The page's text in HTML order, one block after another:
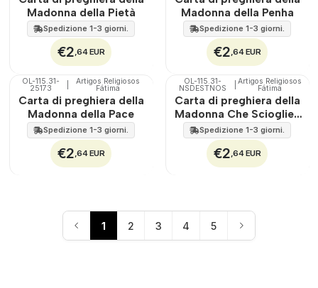
Madonna della Pietà
Spedizione 1-3 giorni.
€2,64 EUR
Madonna della Penha
Spedizione 1-3 giorni.
€2,64 EUR
OL-115.31-
25173
Artigos Religiosos
Fátima
Carta di preghiera della
Madonna della Pace
Spedizione 1-3 giorni.
€2,64 EUR
OL-115.31-
NSDESTNOS
Artigos Religiosos
Fátima
Carta di preghiera della
Madonna Che Scioglie i
Nodi
Spedizione 1-3 giorni.
€2,64 EUR
1 2 3 4 5